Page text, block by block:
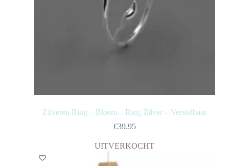
Zilveren Ring – Bloem – Ring Zilver – Verstelbaar
€39.95
UITVERKOCHT